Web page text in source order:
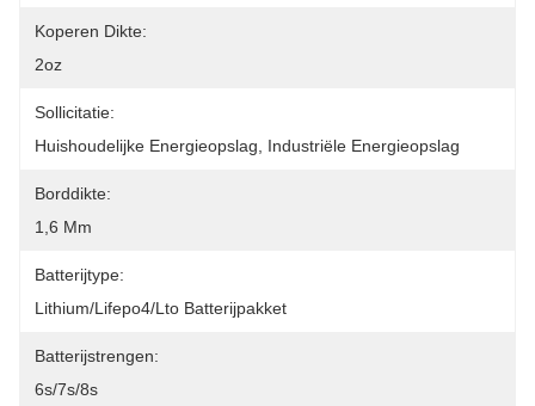
Koperen Dikte:
2oz
Sollicitatie:
Huishoudelijke Energieopslag, Industriële Energieopslag
Borddikte:
1,6 Mm
Batterijtype:
Lithium/Lifepo4/Lto Batterijpakket
Batterijstrengen:
6s/7s/8s